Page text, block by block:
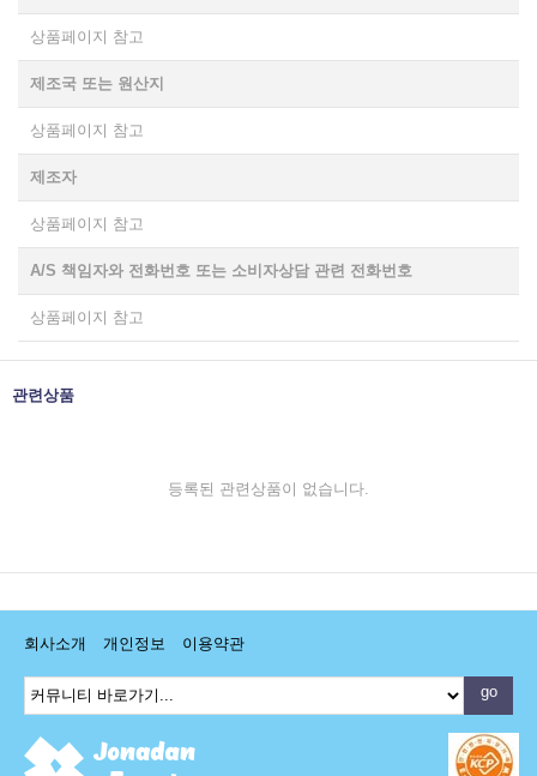
상품페이지 참고
제조국 또는 원산지
상품페이지 참고
제조자
상품페이지 참고
A/S 책임자와 전화번호 또는 소비자상담 관련 전화번호
상품페이지 참고
관련상품
등록된 관련상품이 없습니다.
회사소개 개인정보 이용약관
go